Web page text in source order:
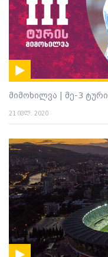
მიმოხილვა | მე-3 ტური
21 ივლ. 2020